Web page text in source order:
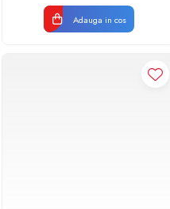
Adauga in cos